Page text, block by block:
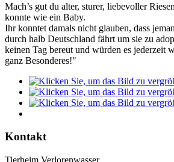
Mach’s gut du alter, sturer, liebevoller
konnte wie ein Baby.
Ihr konntet damals nicht glauben, dass
durch halb Deutschland fährt um sie zu
keinen Tag bereut und würden es jederzeit
ganz Besonderes!"
Kontakt
Tierheim Verlorenwasser